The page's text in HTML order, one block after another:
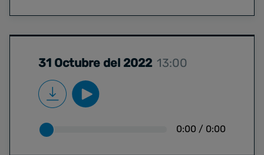
31 Octubre del 2022 13:00
0:00 / 0:00